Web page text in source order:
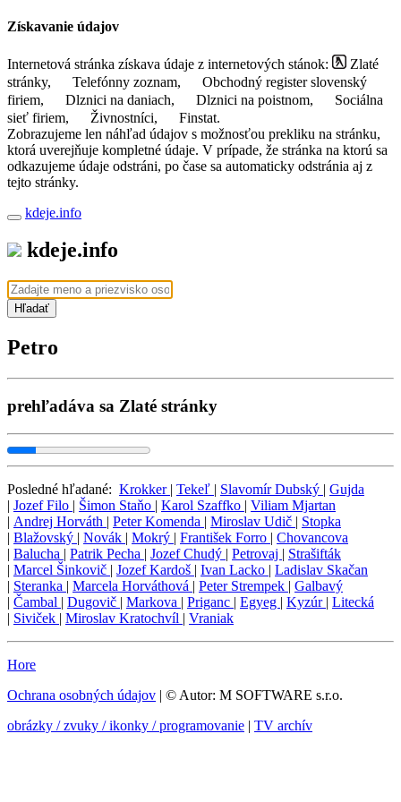
Získavanie údajov
Internetová stránka získava údaje z internetových stánok:
Zlaté
stránky,
Telefónny zoznam,
Obchodný register slovenský
firiem,
Dlznici na daniach, Dlznici na poistnom,
Sociálna
sieť firiem,
Živnostníci,
Finstat.
Zobrazujeme len náhľad údajov s možnosťou prekliku na stránku,
ktorá uverejňuje kompletné údaje. V prípade, že stránka na ktorú sa
odkazujeme údaje odstráni, po čase sa automaticky odstránia aj z
tejto stránky.
kdeje.info
kdeje.info
Hľadať
Petro
prehľadáva sa Zlaté stránky
Posledné hľadané: Krokker | Tekeľ | Slavomír Dubský | Gujda
| Jozef Filo | Šimon Staňo | Karol Szaffko | Viliam Mjartan
| Andrej Horváth | Peter Komenda | Miroslav Udič | Stopka
| Blažovský | Novák | Mokrý | František Forro | Chovancova
| Balucha | Patrik Pecha | Jozef Chudý | Petrovaj | Strašifták
| Marcel Šinkovič | Jozef Kardoš | Ivan Lacko | Ladislav Skačan
| Steranka | Marcela Horváthová | Peter Strempek | Galbavý
| Čambal | Dugovič | Markova | Priganc | Egyeg | Kyzúr | Litecká
| Siviček | Miroslav Kratochvíl | Vraniak
Hore
Ochrana osobných údajov | © Autor: M SOFTWARE s.r.o.
obrázky / zvuky / ikonky / programovanie | TV archív